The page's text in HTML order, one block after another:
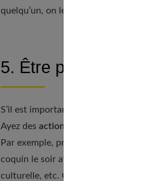
quelqu’un, on le prend tel qu’il
5. Être présente
S’il est important de se faire
Ayez desactions quotidiennes
Par exemple, prenez l’habitude
coquin le soir avant de vous
culturelle, etc. Ce sont les